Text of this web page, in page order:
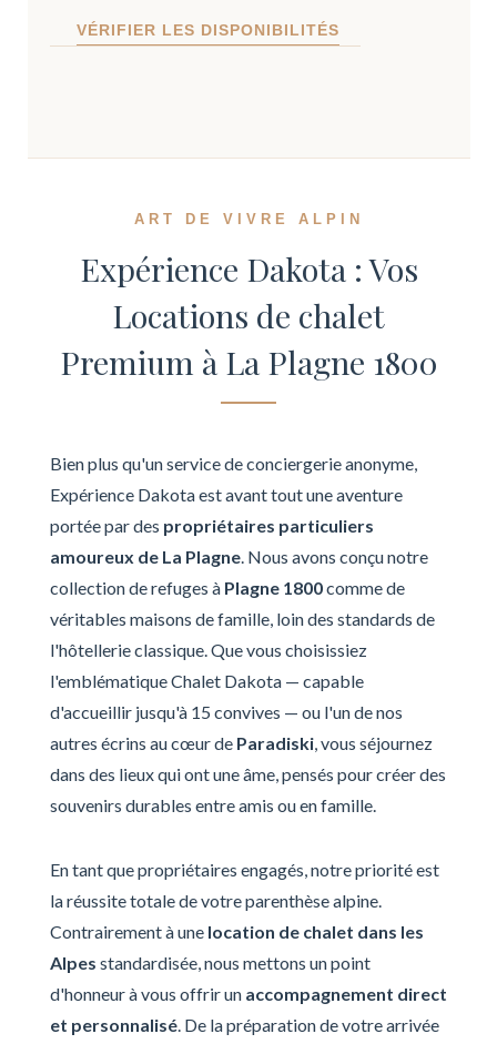
VÉRIFIER LES DISPONIBILITÉS
ART DE VIVRE ALPIN
Expérience Dakota : Vos
Locations de chalet
Premium à La Plagne 1800
Bien plus qu'un service de conciergerie anonyme,
Expérience Dakota est avant tout une aventure
portée par des propriétaires particuliers
amoureux de La Plagne. Nous avons conçu notre
collection de refuges à Plagne 1800comme de
véritables maisons de famille, loin des standards de
l'hôtellerie classique. Que vous choisissiez
l'emblématique Chalet Dakota — capable
d'accueillir jusqu'à 15 convives — ou l'un de nos
autres écrins au cœur de Paradiski, vous séjournez
dans des lieux qui ont une âme, pensés pour créer des
souvenirs durables entre amis ou en famille.
En tant que propriétaires engagés, notre priorité est
la réussite totale de votre parenthèse alpine.
Contrairement à une location de chalet dans les
Alpes standardisée, nous mettons un point
d'honneur à vous offrir un accompagnement direct
et personnalisé. De la préparation de votre arrivée